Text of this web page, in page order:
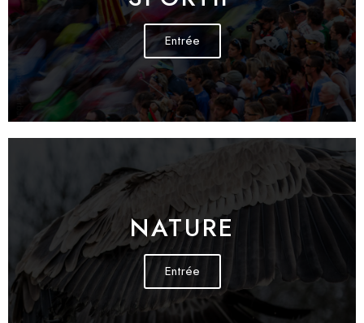
Entrée
NATURE
Entrée